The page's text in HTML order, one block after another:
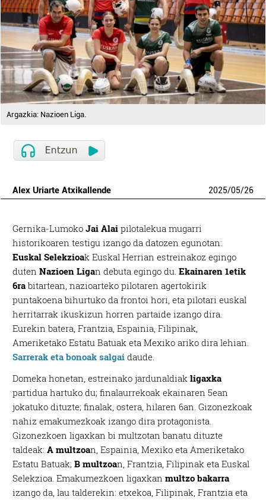
Argazkia: Nazioen Liga.
Alex Uriarte Atxikallende 2025/05/26
Gernika-Lumoko Jai Alai pilotalekua mugarri
historikoaren testigu izango da datozen egunotan:
Euskal Selekzioak Euskal Herrian estreinakoz egingo
dutenNazioen Ligan debuta egingo du.Ekainaren 1etik
6ra bitartean, nazioarteko pilotaren agertokirik
puntakoena bihurtuko da frontoi hori, eta pilotari euskal
herritarrak ikuskizun horren partaide izango dira.
Eurekin batera, Frantzia, Espainia, Filipinak,
Ameriketako Estatu Batuak eta Mexiko ariko dira lehian.
Sarrerak eta bonoak salgai daude.
Domeka honetan, estreinako jardunaldiakligaxka
partidua hartuko du; finalaurrekoak ekainaren 5ean
jokatuko dituzte; finalak, ostera, hilaren 6an. Gizonezkoak
nahiz emakumezkoak izango dira protagonista.
Gizonezkoen ligaxkan bi multzotan banatu dituzte
taldeak:A multzoan, Espainia, Mexiko eta Ameriketako
Estatu Batuak;B multzoan, Frantzia, Filipinak eta Euskal
Selekzioa. Emakumezkoen ligaxkanmultzo bakarra
izango da, lau talderekin: etxekoa, Filipinak, Frantzia eta